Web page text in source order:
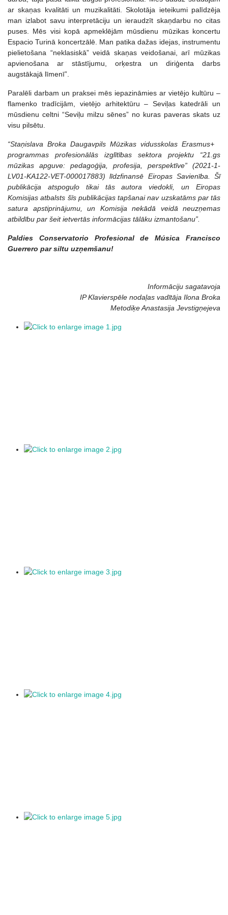
ar skaņas kvalitāti un muzikalitāti. Skolotāja ieteikumi palīdzēja
man izlabot savu interpretāciju un ieraudzīt skaņdarbu no citas
puses. Mēs visi kopā apmeklējām mūsdienu mūzikas koncertu
Espacio Turinā koncertzālē. Man patika dažas idejas, instrumentu
pielietošana “neklasiskā” veidā skaņas veidošanai, arī mūzikas
apvienošana ar stāstījumu, orķestra un diriģenta darbs
augstākajā līmenī”.
Paralēli darbam un praksei mēs iepazināmies ar vietējo kultūru –
flamenko tradīcijām, vietējo arhitektūru – Seviļas katedrāli un
mūsdienu celtni “Seviļu milzu sēnes” no kuras paveras skats uz
visu pilsētu.
“Staņislava Broka Daugavpils Mūzikas vidusskolas Erasmus+
programmas profesionālās izglītības sektora projektu “21.gs
mūzikas apguve: pedagoģija, profesija, perspektīve” (2021-1-
LV01-KA122-VET-000017883) līdzfinansē Eiropas Savienība. Šī
publikācija atspoguļo tikai tās autora viedokli, un Eiropas
Komisijas atbalsts šīs publikācijas tapšanai nav uzskatāms par tās
satura apstiprinājumu, un Komisija nekādā veidā neuzņemas
atbildību par šeit ietvertās informācijas tālāku izmantošanu”.
Paldies Conservatorio Profesional de Música Francisco
Guerrero par siltu uzņemšanu!
Informāciju sagatavoja
IP Klavierspēle nodaļas vadītāja Ilona Broka
Metodiķe Anastasija Jevstigņejeva